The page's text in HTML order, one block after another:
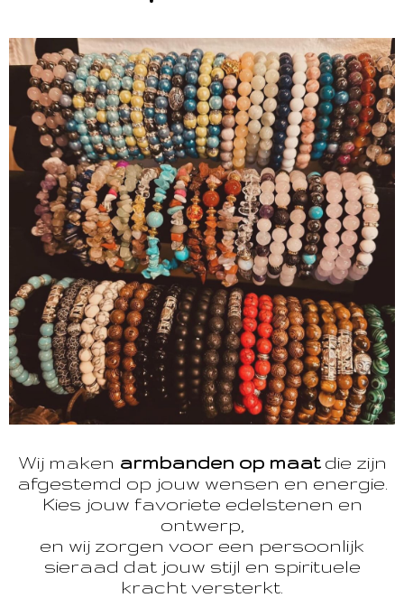
Wij maken armbanden op maatdie zijn
afgestemd op jouw wensen en energie.
Kies jouw favoriete edelstenen en
ontwerp,
en wij zorgen voor een persoonlijk
sieraad dat jouw stijl en spirituele
kracht versterkt.